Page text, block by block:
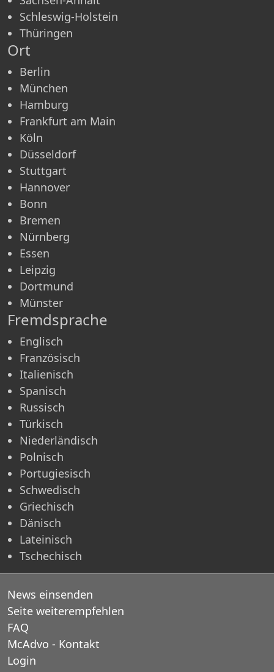
Schleswig-Holstein
Thüringen
Ort
Berlin
München
Hamburg
Frankfurt am Main
Köln
Düsseldorf
Stuttgart
Hannover
Bonn
Bremen
Nürnberg
Essen
Leipzig
Dortmund
Münster
Fremdsprache
Englisch
Französisch
Italienisch
Spanisch
Russisch
Türkisch
Niederländisch
Polnisch
Portugiesisch
Schwedisch
Griechisch
Dänisch
Lateinisch
Tschechisch
News einsenden
Seite weiterempfehlen
FAQ
McAdvo - Kontakt
Login